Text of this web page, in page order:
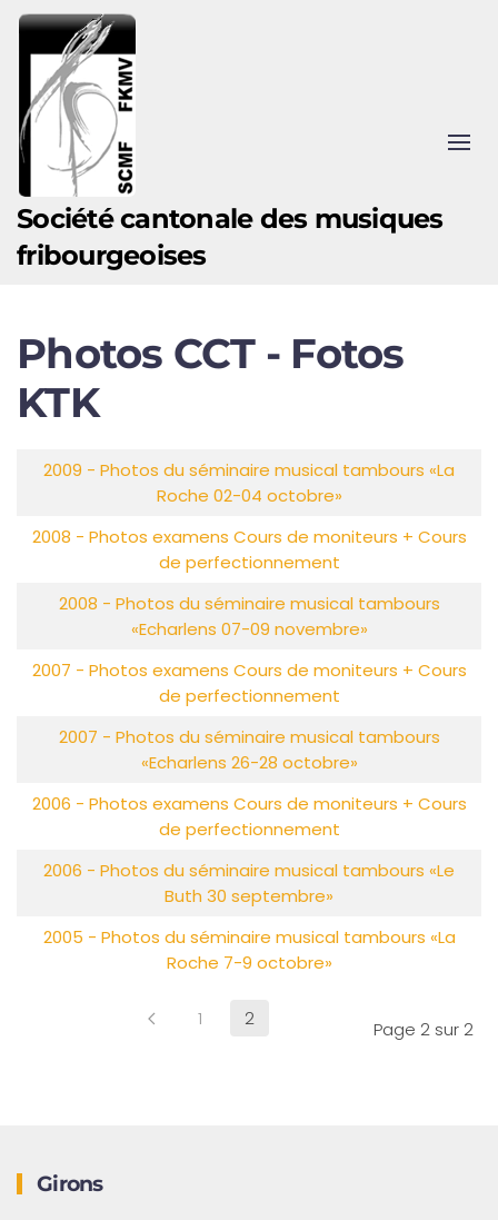
Accéder au contenu principal
Société cantonale des musiques
fribourgeoises
Photos CCT - Fotos
KTK
Articles
Titre
2009 - Photos du séminaire musical tambours «La
Roche 02-04 octobre»
2008 - Photos examens Cours de moniteurs + Cours
de perfectionnement
2008 - Photos du séminaire musical tambours
«Echarlens 07-09 novembre»
2007 - Photos examens Cours de moniteurs + Cours
de perfectionnement
2007 - Photos du séminaire musical tambours
«Echarlens 26-28 octobre»
2006 - Photos examens Cours de moniteurs + Cours
de perfectionnement
2006 - Photos du séminaire musical tambours «Le
Buth 30 septembre»
2005 - Photos du séminaire musical tambours «La
Roche 7-9 octobre»
Page 2 sur 2
1 2
Girons